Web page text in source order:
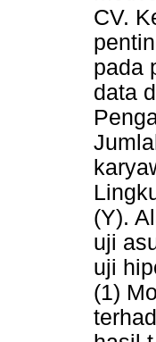
CV.
pada
data
(Y).
uji
uji
(1)